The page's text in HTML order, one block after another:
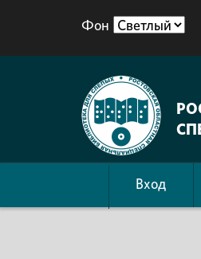
Фон
Вход